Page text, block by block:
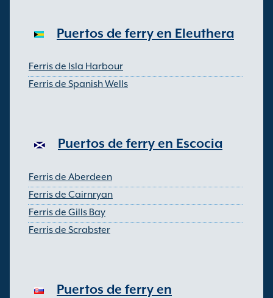
Puertos de ferry en Eleuthera
Ferris de Isla Harbour
Ferris de Spanish Wells
Puertos de ferry en Escocia
Ferris de Aberdeen
Ferris de Cairnryan
Ferris de Gills Bay
Ferris de Scrabster
Puertos de ferry en